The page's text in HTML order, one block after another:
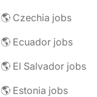
🌎 Czechia jobs
🌎 Ecuador jobs
🌎 El Salvador jobs
🌎 Estonia jobs